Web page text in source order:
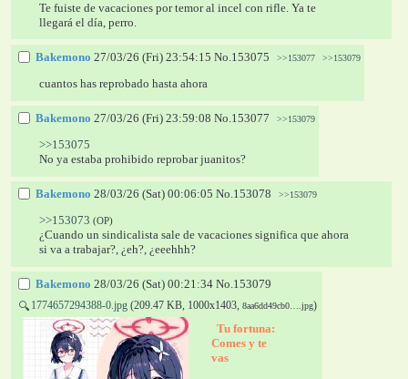
Te fuiste de vacaciones por temor al incel con rifle. Ya te
llegará el día, perro.
Bakemono 27/03/26 (Fri) 23:54:15 No.153075 >>153077 >>153079
cuantos has reprobado hasta ahora
Bakemono 27/03/26 (Fri) 23:59:08 No.153077 >>153079
>>153075
No ya estaba prohibido reprobar juanitos?
Bakemono 28/03/26 (Sat) 00:06:05 No.153078 >>153079
>>153073 (OP)
¿Cuando un sindicalista sale de vacaciones significa que ahora
si va a trabajar?, ¿eh?, ¿eeehhh?
Bakemono 28/03/26 (Sat) 00:21:34 No.153079
🔍 1774657294388-0.jpg (209.47 KB, 1000x1403, 8aa6dd49cb0….jpg)
Comes y te
vas